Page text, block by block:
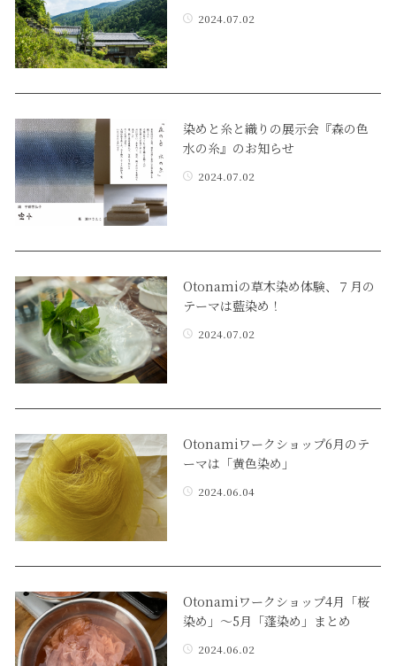
2024.07.02
染めと糸と織りの展示会『森の色
水の糸』のお知らせ
2024.07.02
Otonamiの草木染め体験、７月の
テーマは藍染め！
2024.07.02
Otonamiワークショップ6月のテ
ーマは「黄色染め」
2024.06.04
Otonamiワークショップ4月「桜
染め」〜5月「蓬染め」まとめ
2024.06.02